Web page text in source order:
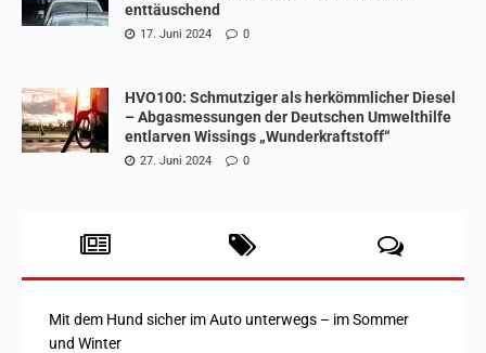
enttäuschend
17. Juni 2024 0
HVO100: Schmutziger als herkömmlicher Diesel
– Abgasmessungen der Deutschen Umwelthilfe
entlarven Wissings „Wunderkraftstoff“
27. Juni 2024 0
Mit dem Hund sicher im Auto unterwegs – im Sommer
und Winter